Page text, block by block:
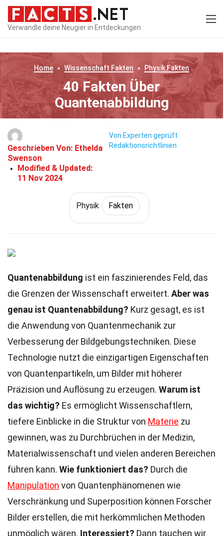
Verwandle deine Neugier in Entdeckungen
Home Wissenschaft Fakten PhysikFakten
40 Fakten Über
Quantenabbildung
Geschrieben Von: Ethelda
Swenson
Modified & Updated:
11 Nov 2024
Von Experten geprüft
Redaktionsrichtlinien
Physik Fakten
Quantenabbildung ist ein faszinierendes Feld, das
die Grenzen der Wissenschaft erweitert. Aber was
genau ist Quantenabbildung? Kurz gesagt, es ist
die Anwendung von Quantenmechanik zur
Verbesserung der Bildgebungstechniken. Diese
Technologie nutzt die einzigartigen Eigenschaften
von Quantenpartikeln, um Bilder mit höherer
Präzision und Auflösung zu erzeugen. Warum ist
das wichtig? Es ermöglicht Wissenschaftlern,
tiefere Einblicke in die Struktur von Materie zu
gewinnen, was zu Durchbrüchen in der Medizin,
Materialwissenschaft und vielen anderen Bereichen
führen kann. Wie funktioniert das? Durch die
Manipulation von Quantenphänomenen wie
Verschränkung und Superposition können Forscher
Bilder erstellen, die mit herkömmlichen Methoden
unmöglich wären. Interessiert? Dann tauchen wir